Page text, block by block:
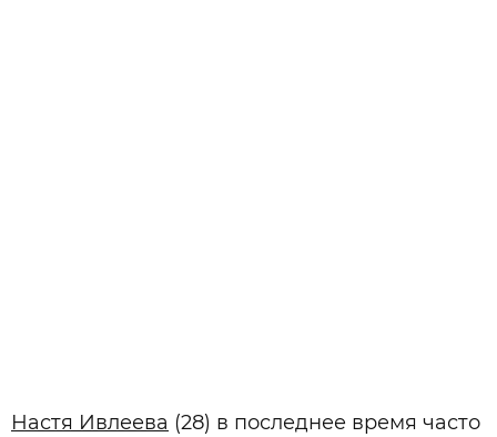
Настя Ивлеева (28) в последнее время часто